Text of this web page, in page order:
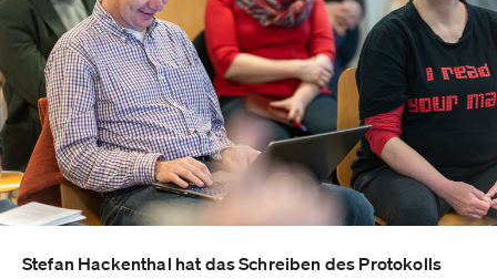
Stefan Hackenthal hat das Schreiben des Protokolls